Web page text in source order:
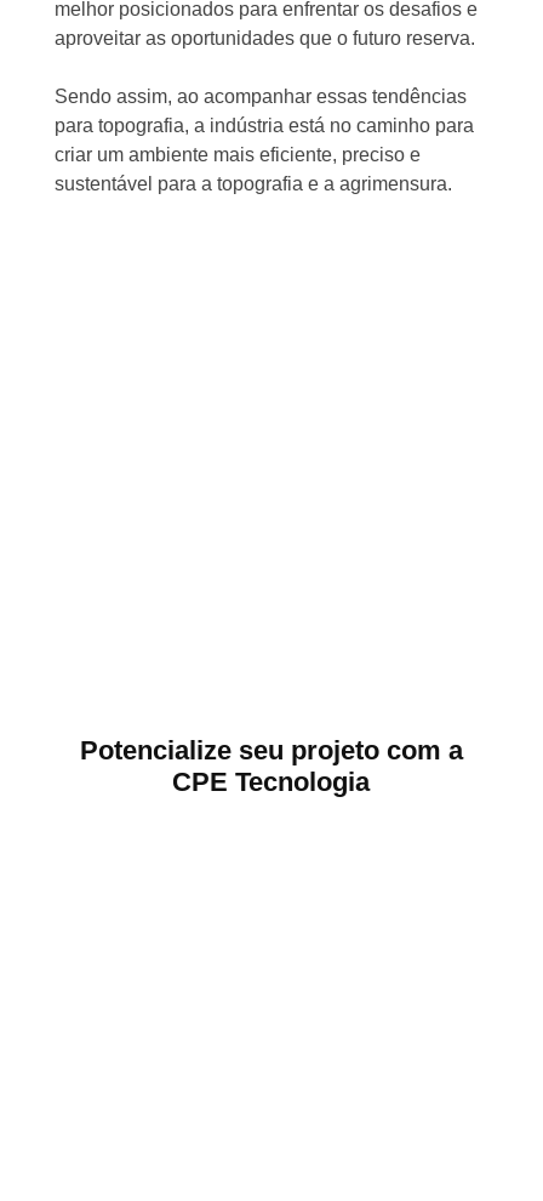
melhor posicionados para enfrentar os desafios e
aproveitar as oportunidades que o futuro reserva.
Sendo assim, ao acompanhar essas tendências
para topografia, a indústria está no caminho para
criar um ambiente mais eficiente, preciso e
sustentável para a topografia e a agrimensura.
Potencialize seu projeto com a
CPE Tecnologia